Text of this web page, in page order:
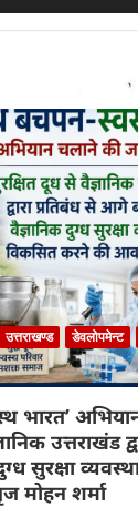
उत्तराखण्ड डेवलोपमेन्ट
भारत’
उत्तराखंड
सुरक्षा
मोहन शर्मा